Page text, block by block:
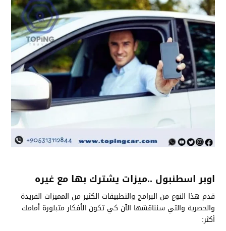
اوبر اسطنبول ..ميزات يشترك بها مع غيره
قدم هذا النوع من البرامج والتطبيقات الكثير من المميزات الفريدة
والحصرية والتي سنناقشها الآن كي تكون الأفكار متبلورة أمامك
أكثر: